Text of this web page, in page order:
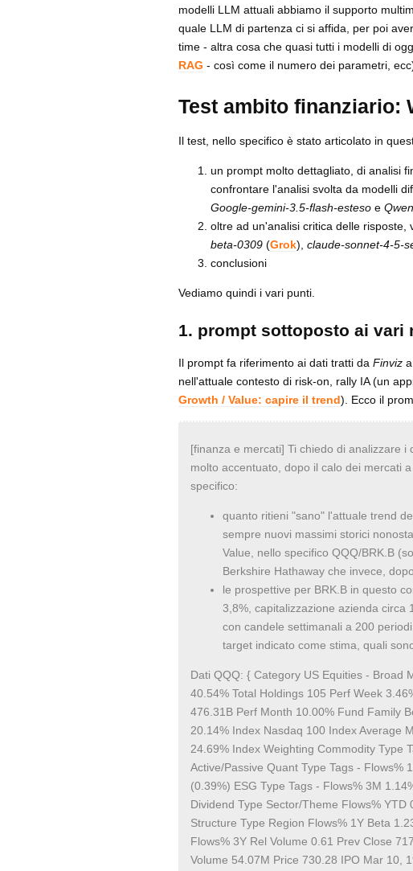
modelli LLM attuali abbiamo il supporto
quale LLM di partenza ci si affida, per poi
time - altra cosa che quasi tutti i modelli di
RAG - così come il numero dei parametri,
Test ambito finanziario:
Il test, nello specifico è stato articolato in
un prompt molto dettagliato, di analisi
confrontare l'analisi svolta da modelli
Google-gemini-3.5-flash-esteso e
oltre ad un'analisi critica delle risposte,
beta-0309 (Grok), claude-sonnet-4-5-
conclusioni
Vediamo quindi i vari punti.
1. prompt sottoposto ai vari
Il prompt fa riferimento ai dati tratti da Finviz
nell'attuale contesto di risk-on, rally IA (un
Growth / Value: capire il trend). Ecco il
[finanza e mercati] Ti chiedo di analizzare
molto accentuato, dopo il calo dei mercati
specifico:
quanto ritieni "sano" l'attuale trend
sempre nuovi massimi storici
Value, nello specifico QQQ/BRK.B
Berkshire Hathaway che invece,
le prospettive per BRK.B in questo
3,8%, capitalizzazione azienda circa
con candele settimanali a 200
target indicato come stima, quali
Dati QQQ: { Category US Equities - Broad
40.54% Total Holdings 105 Perf Week
476.31B Perf Month 10.00% Fund Family
20.14% Index Nasdaq 100 Index Average
24.69% Index Weighting Commodity Type
Active/Passive Quant Type Tags - Flows%
(0.39%) ESG Type Tags - Flows% 3M
Dividend Type Sector/Theme Flows%
Structure Type Region Flows% 1Y Beta
Flows% 3Y Rel Volume 0.61 Prev Close
Volume 54.07M Price 730.28 IPO Mar 10,